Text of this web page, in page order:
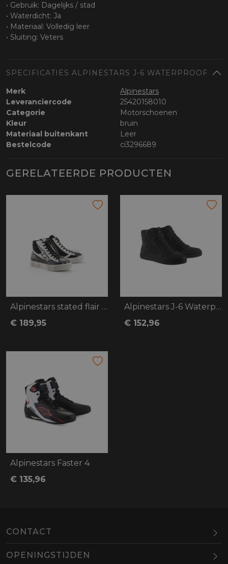
• Gebruik: Dagelijks / stad
• Waterdicht: Ja
• Materiaal: Volledig leer
• Sluiting: Veters
SPECIFICATIES ALPINESTARS J-6 WATERPROOF
Merk
Alpinestars
Leveranciercode
25420158010
Categorie
Motorschoenen
Kleur
bruin
Materiaal buitenkant
Leer
Bestelcode
ci3296689
GERELATEERDE PRODUCTEN
Alpinestars stated flair shoes
€ 189,95
Alpinestars J-6 Waterproof
€ 152,96
Alpinestars Faster 4
€ 135,96
CONTACT
OPENINGSTIJDEN